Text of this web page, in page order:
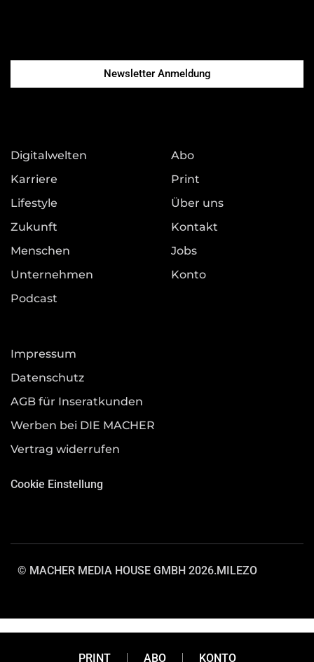
Newsletter Anmeldung
Digitalwelten
Karriere
Lifestyle
Zukunft
Menschen
Unternehmen
Podcast
Abo
Print
Über uns
Kontakt
Jobs
Konto
Impressum
Datenschutz
AGB für Inseratkunden
Werben bei DIE MACHER
Vertrag widerrufen
Cookie Einstellung
© MACHER MEDIA HOUSE GMBH 2026.MILEZO
PRINT ABO KONTO